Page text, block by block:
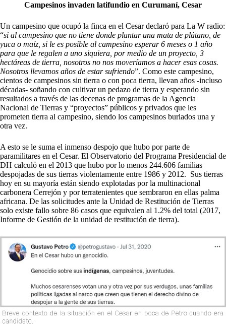
Campesinos invaden latifundio en Curumaní, Cesar
Un campesino que ocupó la finca en el Cesar declaró para La W radio:
“si al campesino que no tiene donde plantar una mata de plátano, de
yuca o maíz, si le es posible al campesino esperar 6 meses o 1 año
para que le regalen a uno siquiera, por medio de un proyecto, 3
hectáreas de tierra, nosotros no nos moveríamos a hacer esas cosas.
Nosotros llevamos años de estar sufriendo”. Como este campesino,
cientos de campesinos sin tierra o con poca tierra, llevan años -incluso
décadas- soñando con cultivar un pedazo de tierra y esperando sin
resultados a través de las decenas de programas de la Agencia
Nacional de Tierras y “proyectos” públicos y privados que les
prometen tierra al campesino, siendo los campesinos burlados una y
otra vez.
A esto se le suma el inmenso despojo que hubo por parte de
paramilitares en el Cesar. El Observatorio del Programa Presidencial de
DH calculó en el 2013 que hubo por lo menos 244.606 familias
despojadas de sus tierras violentamente entre 1986 y 2012. Sus tierras
hoy en su mayoría están siendo explotadas por la multinacional
carbonera Cerrejón y por terratenientes que sembraron en ellas palma
africana. De las solicitudes ante la Unidad de Restitución de Tierras
solo existe fallo sobre 86 casos que equivalen al 1.2% del total (2017,
Informe de Gestión de la unidad de restitución de tierra).